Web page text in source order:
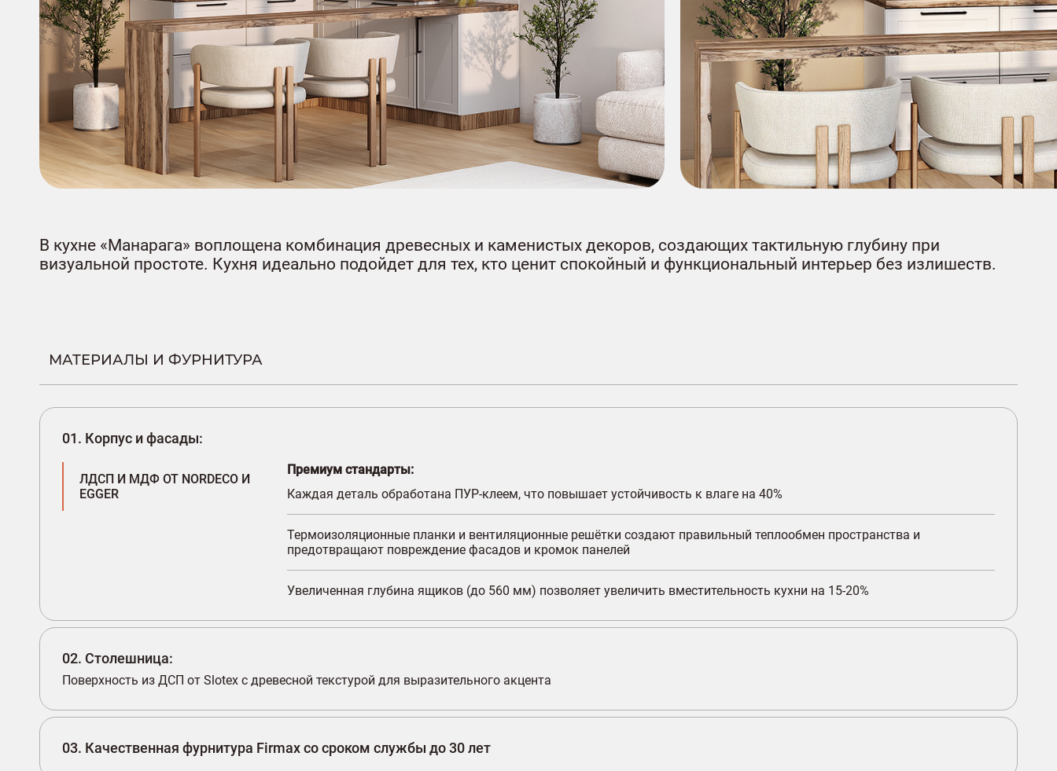
В кухне «Манарага» воплощена комбинация древесных и каменистых декоров, создающих тактильную глубину при
визуальной простоте. Кухня идеально подойдет для тех, кто ценит спокойный и функциональный интерьер без излишеств.
МАТЕРИАЛЫ И ФУРНИТУРА
01. Корпус и фасады:
ЛДСП И МДФ ОТ NORDECO И
EGGER
Премиум стандарты:
Каждая деталь обработана ПУР-клеем, что повышает устойчивость к влаге на 40%
Термоизоляционные планки и вентиляционные решётки создают правильный теплообмен пространства и
предотвращают повреждение фасадов и кромок панелей
Увеличенная глубина ящиков (до 560 мм) позволяет увеличить вместительность кухни на 15-20%
02. Столешница:
Поверхность из ДСП от Slotex с древесной текстурой для выразительного акцента
03. Качественная фурнитура Firmax со сроком службы до 30 лет